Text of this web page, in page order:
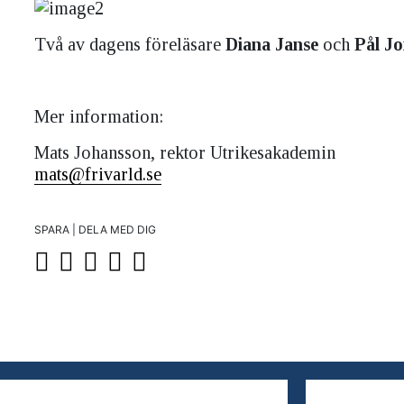
Två av dagens föreläsare Diana Janse och Pål
Mer information:
Mats Johansson, rektor Utrikesakademin
mats@frivarld.se
SPARA | DELA MED DIG